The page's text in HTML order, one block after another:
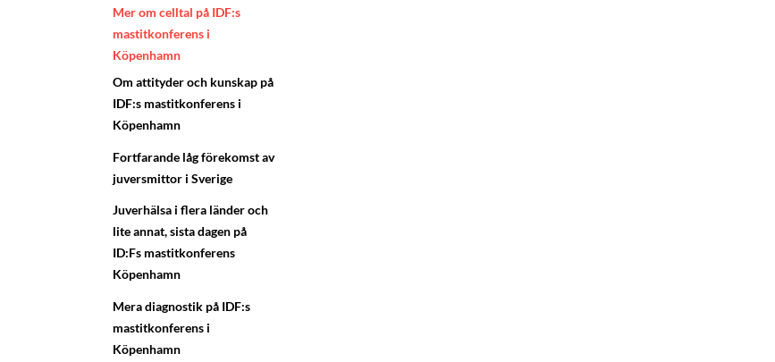
Mer om celltal på IDF:s
mastitkonferens i
Köpenhamn
Om attityder och kunskap på
IDF:s mastitkonferens i
Köpenhamn
Fortfarande låg förekomst av
juversmittor i Sverige
Juverhälsa i flera länder och
lite annat, sista dagen på
ID:Fs mastitkonferens
Köpenhamn
Mera diagnostik på IDF:s
mastitkonferens i
Köpenhamn